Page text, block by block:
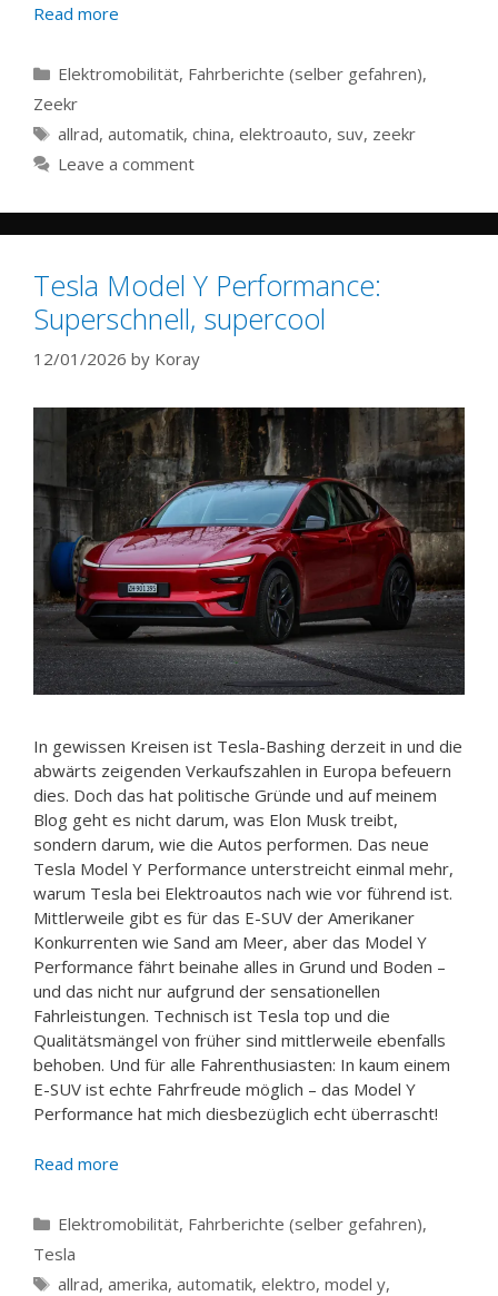
Read more
Categories
Elektromobilität, Fahrberichte (selber gefahren),
Zeekr
Tags
allrad, automatik, china, elektroauto, suv, zeekr
Leave a comment
Tesla Model Y Performance:
Superschnell, supercool
12/01/2026 by Koray
In gewissen Kreisen ist Tesla-Bashing derzeit in und die
abwärts zeigenden Verkaufszahlen in Europa befeuern
dies. Doch das hat politische Gründe und auf meinem
Blog geht es nicht darum, was Elon Musk treibt,
sondern darum, wie die Autos performen. Das neue
Tesla Model Y Performance unterstreicht einmal mehr,
warum Tesla bei Elektroautos nach wie vor führend ist.
Mittlerweile gibt es für das E-SUV der Amerikaner
Konkurrenten wie Sand am Meer, aber das Model Y
Performance fährt beinahe alles in Grund und Boden –
und das nicht nur aufgrund der sensationellen
Fahrleistungen. Technisch ist Tesla top und die
Qualitätsmängel von früher sind mittlerweile ebenfalls
behoben. Und für alle Fahrenthusiasten: In kaum einem
E-SUV ist echte Fahrfreude möglich – das Model Y
Performance hat mich diesbezüglich echt überrascht!
Read more
Categories
Elektromobilität, Fahrberichte (selber gefahren),
Tesla
Tags
allrad, amerika, automatik, elektro, model y,